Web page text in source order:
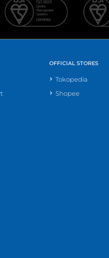
OFFICIAL STORES
Tokopedia
Shopee